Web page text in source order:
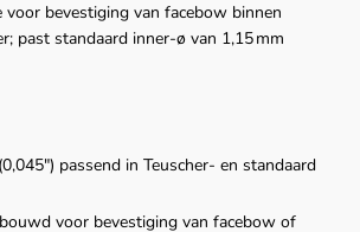
bevestiging van facebow binnen
past standaard inner-ø van 1,15 mm
passend in Teuscher- en standaard
voor bevestiging van facebow of